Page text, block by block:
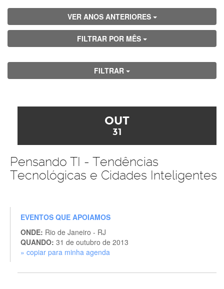
VER ANOS ANTERIORES
FILTRAR POR MÊS
FILTRAR
OUT
31
Pensando TI - Tendências
Tecnológicas e Cidades Inteligentes
EVENTOS QUE APOIAMOS
ONDE: Rio de Janeiro - RJ
QUANDO: 31 de outubro de 2013
» copiar para minha agenda